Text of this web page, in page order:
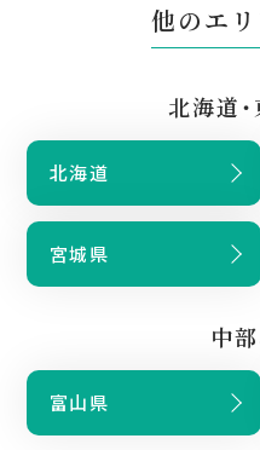
他のエ
北海道
北海道
宮城県
中
富山県